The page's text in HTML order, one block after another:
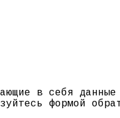
в себя
формой